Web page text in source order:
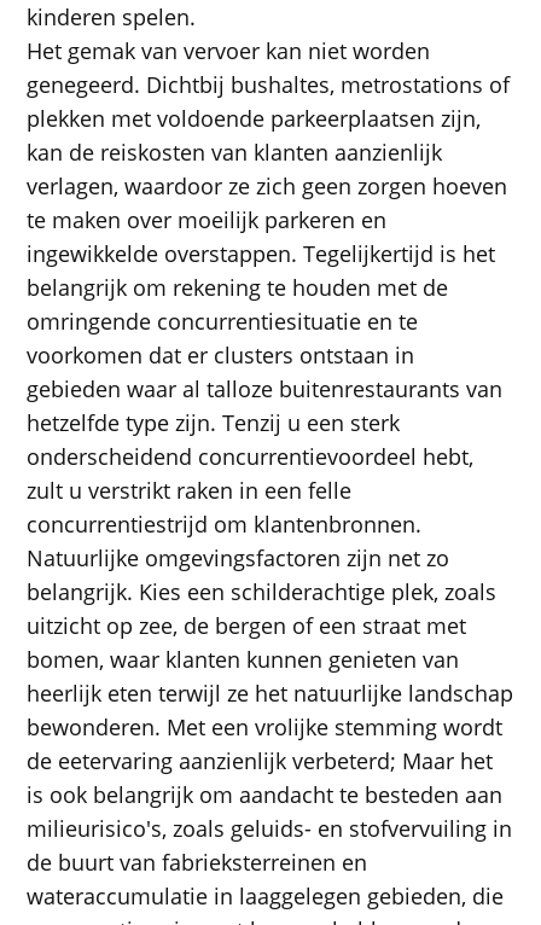
kinderen spelen.
Het gemak van vervoer kan niet worden
genegeerd. Dichtbij bushaltes, metrostations of
plekken met voldoende parkeerplaatsen zijn,
kan de reiskosten van klanten aanzienlijk
verlagen, waardoor ze zich geen zorgen hoeven
te maken over moeilijk parkeren en
ingewikkelde overstappen. Tegelijkertijd is het
belangrijk om rekening te houden met de
omringende concurrentiesituatie en te
voorkomen dat er clusters ontstaan ​​in
gebieden waar al talloze buitenrestaurants van
hetzelfde type zijn. Tenzij u een sterk
onderscheidend concurrentievoordeel hebt,
zult u verstrikt raken in een felle
concurrentiestrijd om klantenbronnen.
Natuurlijke omgevingsfactoren zijn net zo
belangrijk. Kies een schilderachtige plek, zoals
uitzicht op zee, de bergen of een straat met
bomen, waar klanten kunnen genieten van
heerlijk eten terwijl ze het natuurlijke landschap
bewonderen. Met een vrolijke stemming wordt
de eetervaring aanzienlijk verbeterd; Maar het
is ook belangrijk om aandacht te besteden aan
milieurisico's, zoals geluids- en stofvervuiling in
de buurt van fabrieksterreinen en
wateraccumulatie in laaggelegen gebieden, die